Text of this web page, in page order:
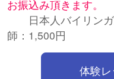
お振込み頂きます。
日本人バイリンガ
師：1,500円
体験